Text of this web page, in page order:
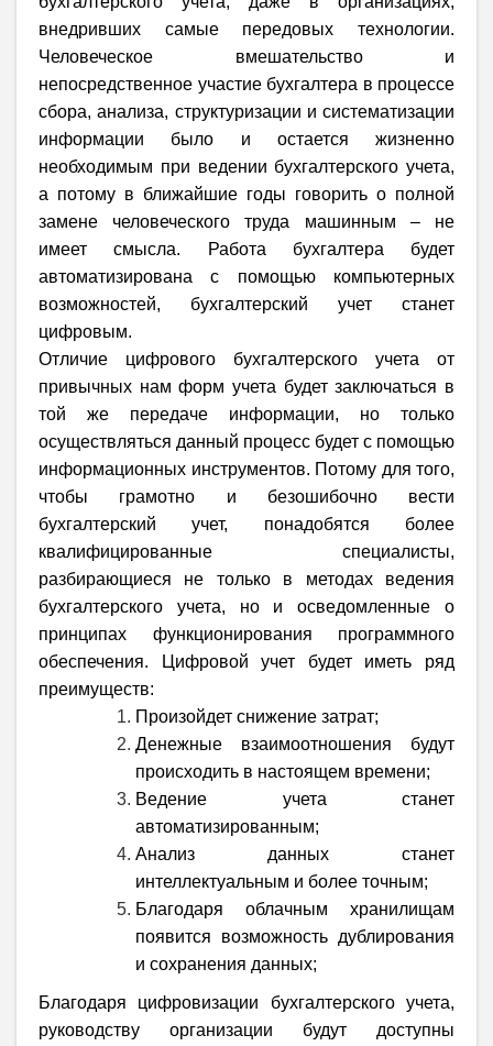
внедривших самые передовых технологии.
Человеческое вмешательство и
непосредственное участие бухгалтера в процессе
сбора, анализа, структуризации и систематизации
информации было и остается жизненно
необходимым при ведении бухгалтерского учета,
а потому в ближайшие годы говорить о полной
замене человеческого труда машинным – не
имеет смысла. Работа бухгалтера будет
автоматизирована с помощью компьютерных
возможностей, бухгалтерский учет станет
цифровым.
Отличие цифрового бухгалтерского учета от
привычных нам форм учета будет заключаться в
той же передаче информации, но только
осуществляться данный процесс будет с помощью
информационных инструментов. Потому для того,
чтобы грамотно и безошибочно вести
бухгалтерский учет, понадобятся более
квалифицированные специалисты,
разбирающиеся не только в методах ведения
бухгалтерского учета, но и осведомленные о
принципах функционирования программного
обеспечения. Цифровой учет будет иметь ряд
преимуществ:
Произойдет снижение затрат;
Денежные взаимоотношения будут
происходить в настоящем времени;
Ведение учета станет
автоматизированным;
Анализ данных станет
интеллектуальным и более точным;
Благодаря облачным хранилищам
появится возможность дублирования
и сохранения данных;
Благодаря цифровизации бухгалтерского учета,
руководству организации будут доступны